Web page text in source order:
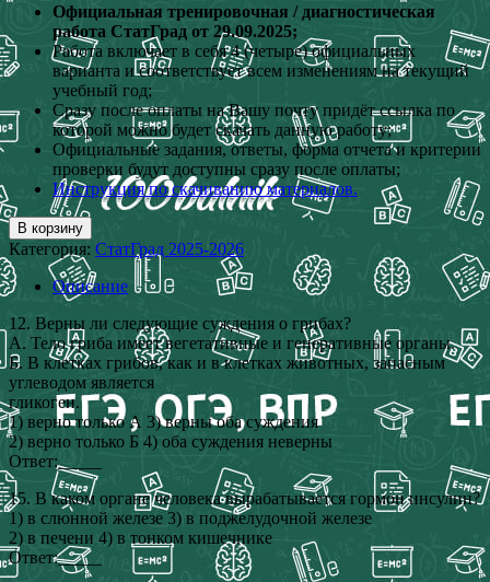
Официальная тренировочная / диагностическая
работа СтатГрад от 29.09.2025;
Работа включает в себя 4 (четыре) официальных
варианта и соответствует всем изменениям на текущий
учебный год;
Сразу после оплаты на Вашу почту придёт ссылка по
которой можно будет скачать данную работу;
Официальные задания, ответы, форма отчета и критерии
проверки будут доступны сразу после оплаты;
Инструкция по скачиванию материалов.
В корзину
Категория: СтатГрад 2025-2026
Описание
12. Верны ли следующие суждения о грибах?
А. Тело гриба имеет вегетативные и генеративные органы.
Б. В клетках грибов, как и в клетках животных, запасным
углеводом является
гликоген.
1) верно только А 3) верны оба суждения
2) верно только Б 4) оба суждения неверны
Ответ:_____
15. В каком органе человека вырабатывается гормон инсулин?
1) в слюнной железе 3) в поджелудочной железе
2) в печени 4) в тонком кишечнике
Ответ:_____